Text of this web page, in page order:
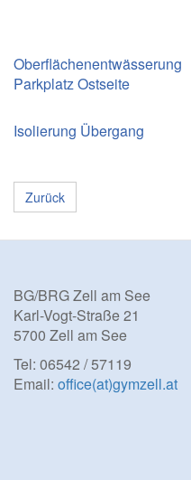
Oberflächenentwässerung
Parkplatz Ostseite
Isolierung Übergang
Zurück
BG/BRG Zell am See
Karl-Vogt-Straße 21
5700 Zell am See
Tel: 06542 / 57119
Email: office(at)gymzell.at